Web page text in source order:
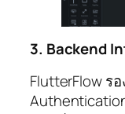
3. Backend
FlutterFlow ร